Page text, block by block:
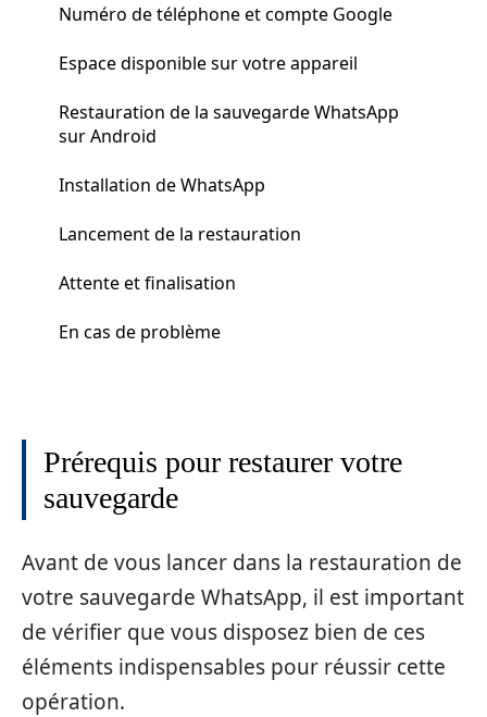
Numéro de téléphone et compte Google
Espace disponible sur votre appareil
Restauration de la sauvegarde WhatsApp
sur Android
Installation de WhatsApp
Lancement de la restauration
Attente et finalisation
En cas de problème
Prérequis pour restaurer votre
sauvegarde
Avant de vous lancer dans la restauration de
votre sauvegarde WhatsApp, il est important
de vérifier que vous disposez bien de ces
éléments indispensables pour réussir cette
opération.